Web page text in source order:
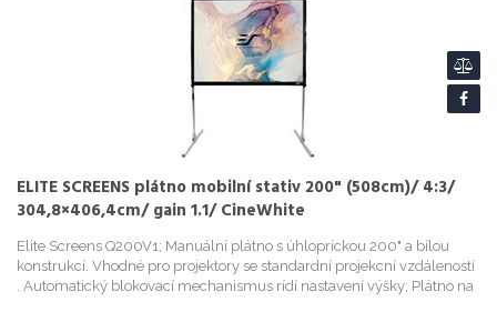
ELITE SCREENS plátno mobilní stativ 200" (508cm)/ 4:3/
304,8×406,4cm/ gain 1.1/ CineWhite
Elite Screens Q200V1; Manuální plátno s úhlopríckou 200" a bílou
konstrukcí. Vhodné pro projektory se standardní projekcní vzdáleností
. Automatický blokovací mechanismus rídí nastavení výšky; Plátno na